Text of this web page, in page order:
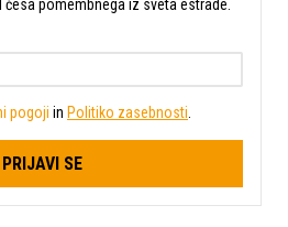
pomembnega iz sveta estrade.
pogoji in Politiko zasebnosti.
PRIJAVI SE